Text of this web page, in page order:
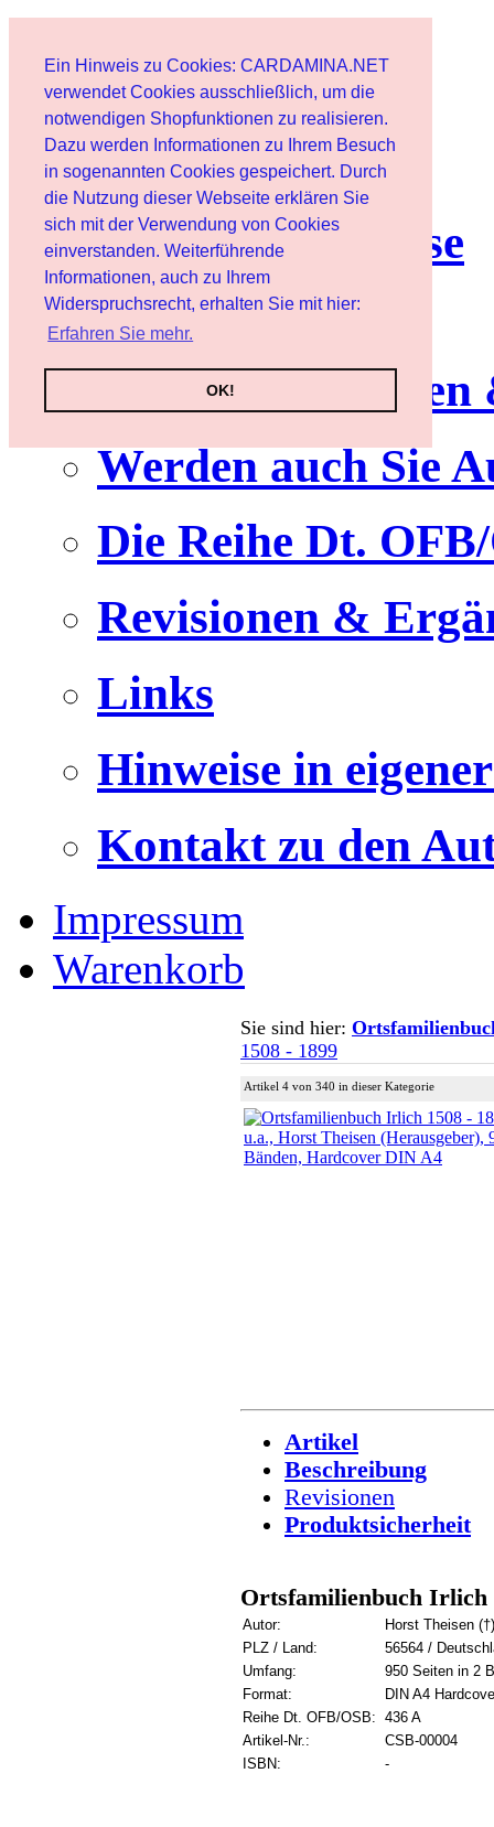
Ein Hinweis zu Cookies: CARDAMINA.NET
verwendet Cookies ausschließlich, um die
notwendigen Shopfunktionen zu realisieren.
Dazu werden Informationen zu Ihrem Besuch
in sogenannten Cookies gespeichert. Durch
die Nutzung dieser Webseite erklären Sie
sich mit der Verwendung von Cookies
einverstanden. Weiterführende
Informationen, auch zu Ihrem
Widerspruchsrecht, erhalten Sie mit hier:
Erfahren Sie mehr.
OK!
Benutzer
Newsletter
Nutzungshinweise
Service
Werden auch Sie
Die Reihe Dt.
Revisionen &
Links
Hinweise in
Kontakt zu den
Impressum
Warenkorb
Sie sind hier:
1508 - 1899
Artikel 4 von 340 in dieser Kategorie
Artikel
Beschreibung
Revisionen
Produktsicherheit
Ortsfamilienbuch Irlich
Autor:
Horst Theisen
PLZ / Land:
56564 /
Umfang:
950 Seiten in 2
Format:
DIN A4
Reihe Dt. OFB/OSB: 436 A
Artikel-Nr.:
CSB-00004
ISBN:
-